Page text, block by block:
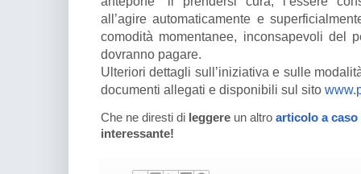
all’agire automaticamente e
comodità momentanee, inconsapevoli del
dovranno pagare.
Ulteriori dettagli sull’iniziativa e sulle
documenti allegati e disponibili sul sito
Che ne diresti di leggere un altro articolo a caso
interessante!